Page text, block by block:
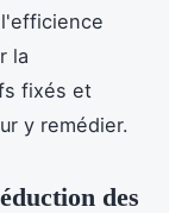
la
fixés et
y remédier.
des